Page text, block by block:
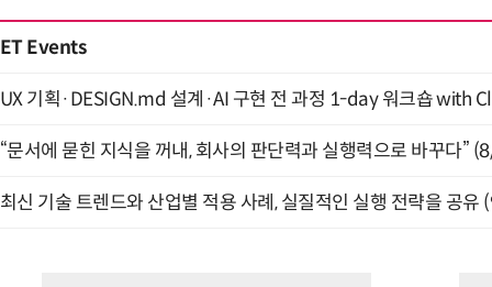
ET Events
UX 기획·DESIGN.md 설계·AI 구현 전 과정 1-day 워크숍 with
“문서에 묻힌 지식을 꺼내, 회사의 판단력과 실행력으로 바꾸다”
최신 기술 트렌드와 산업별 적용 사례, 실질적인 실행 전략을 공유